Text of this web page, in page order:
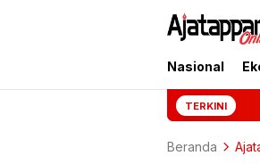
Nasional
TERKINI
Mantan
Beranda